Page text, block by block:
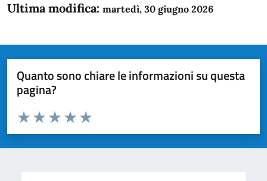
Ultima modifica: martedì, 30 giugno 2026
Quanto sono chiare le informazioni su questa
pagina?
Domanda
Valuta da 1 a 5 stelle la pagina
Valuta 5 stelle su 5
Valuta 4 stelle su 5
Valuta 3 stelle su 5
Valuta 2 stelle su 5
Valuta 1 stelle su 5